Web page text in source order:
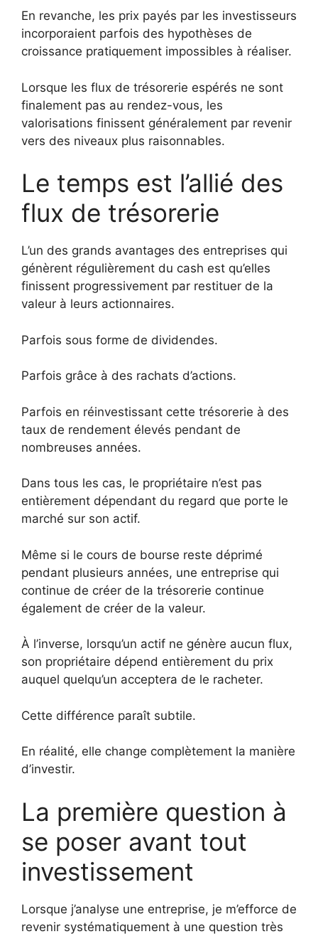
En revanche, les prix payés par les investisseurs
incorporaient parfois des hypothèses de
croissance pratiquement impossibles à réaliser.
Lorsque les flux de trésorerie espérés ne sont
finalement pas au rendez-vous, les
valorisations finissent généralement par revenir
vers des niveaux plus raisonnables.
Le temps est l’allié des
flux de trésorerie
L’un des grands avantages des entreprises qui
génèrent régulièrement du cash est qu’elles
finissent progressivement par restituer de la
valeur à leurs actionnaires.
Parfois sous forme de dividendes.
Parfois grâce à des rachats d’actions.
Parfois en réinvestissant cette trésorerie à des
taux de rendement élevés pendant de
nombreuses années.
Dans tous les cas, le propriétaire n’est pas
entièrement dépendant du regard que porte le
marché sur son actif.
Même si le cours de bourse reste déprimé
pendant plusieurs années, une entreprise qui
continue de créer de la trésorerie continue
également de créer de la valeur.
À l’inverse, lorsqu’un actif ne génère aucun flux,
son propriétaire dépend entièrement du prix
auquel quelqu’un acceptera de le racheter.
Cette différence paraît subtile.
En réalité, elle change complètement la manière
d’investir.
La première question à
se poser avant tout
investissement
Lorsque j’analyse une entreprise, je m’efforce de
revenir systématiquement à une question très